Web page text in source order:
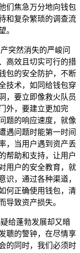
们焦急万分地向钱包
和复杂繁琐的调查流
。
突然消失的严峻问
高效且切实可行的措
包的安全防护，不断
技术，如同给钱包穿
，要立即像救火队员
外，要建立更加完
题的响应速度，就像
遇问题时能第一时间
，当用户遇到资产丢
帮助和支持，让用户
用户的安全教育，就
识，通过各种渠道，
何正确使用钱包，清
导致资产损失。
给蓬勃发展却又暗
聩的警钟，在尽情享
的同时，我们必须时